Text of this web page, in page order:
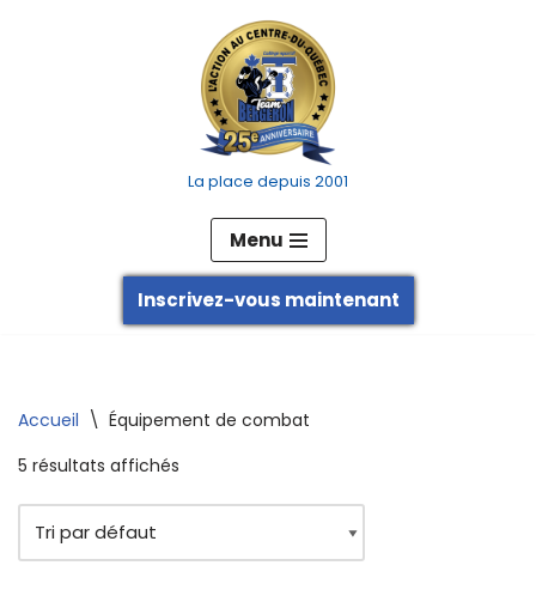
La place depuis 2001
Menu
Inscrivez-vous maintenant
Accueil \ Équipement de combat
5 résultats affichés